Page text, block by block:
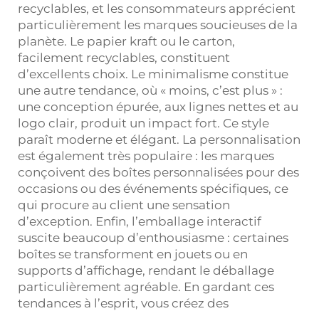
recyclables, et les consommateurs apprécient
particulièrement les marques soucieuses de la
planète. Le papier kraft ou le carton,
facilement recyclables, constituent
d’excellents choix. Le minimalisme constitue
une autre tendance, où « moins, c’est plus » :
une conception épurée, aux lignes nettes et au
logo clair, produit un impact fort. Ce style
paraît moderne et élégant. La personnalisation
est également très populaire : les marques
conçoivent des boîtes personnalisées pour des
occasions ou des événements spécifiques, ce
qui procure au client une sensation
d’exception. Enfin, l’emballage interactif
suscite beaucoup d’enthousiasme : certaines
boîtes se transforment en jouets ou en
supports d’affichage, rendant le déballage
particulièrement agréable. En gardant ces
tendances à l’esprit, vous créez des